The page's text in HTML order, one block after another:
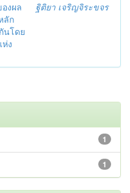
งผล
ลัก
นโดย
ง
ฐิติยา เจริญจิระขจร
1
1